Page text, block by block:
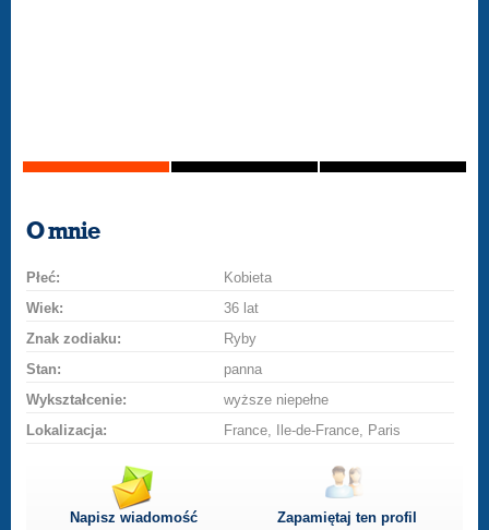
O mnie
Płeć:
Kobieta
Wiek:
36 lat
Znak zodiaku:
Ryby
Stan:
panna
Wykształcenie:
wyższe niepełne
Lokalizacja:
France, Ile-de-France, Paris
Napisz wiadomość Zapamiętaj ten profil